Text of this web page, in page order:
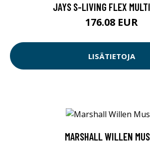
JAYS S-LIVING FLEX
176.08 EUR
LISÄTIETOJA
MARSHALL WILLEN